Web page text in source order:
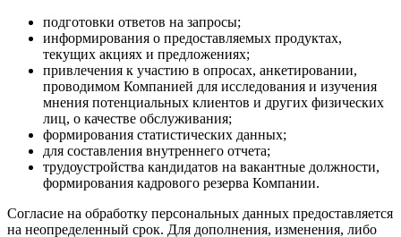
подготовки ответов на запросы;
информирования о предоставляемых продуктах,
текущих акциях и предложениях;
привлечения к участию в опросах, анкетировании,
проводимом Компанией для исследования и изучения
мнения потенциальных клиентов и других физических
лиц, о качестве обслуживания;
формирования статистических данных;
для составления внутреннего отчета;
трудоустройства кандидатов на вакантные должности,
формирования кадрового резерва Компании.
Согласие на обработку персональных данных предоставляется
на неопределенный срок. Для дополнения, изменения, либо